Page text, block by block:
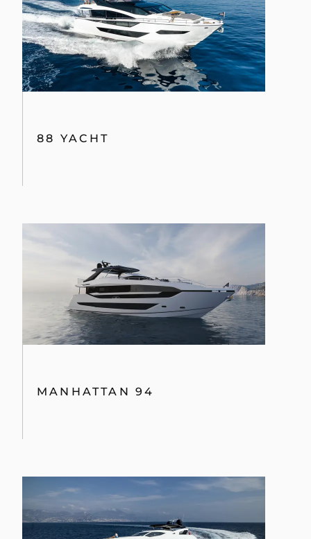
88 YACHT
MANHATTAN 94